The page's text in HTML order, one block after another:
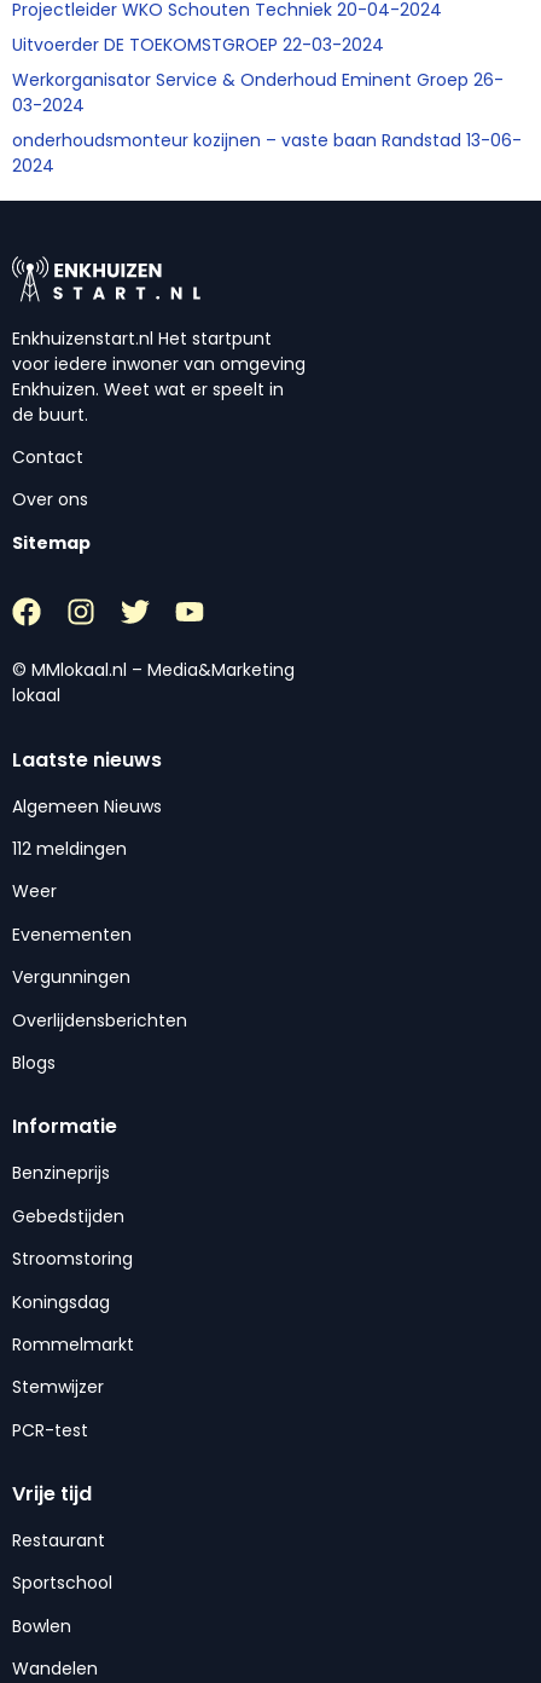
Projectleider WKO Schouten Techniek 20-04-2024
Uitvoerder DE TOEKOMSTGROEP 22-03-2024
Werkorganisator Service & Onderhoud Eminent Groep 26-
03-2024
onderhoudsmonteur kozijnen – vaste baan Randstad 13-06-
2024
Enkhuizenstart.nl Het startpunt
voor iedere inwoner van omgeving
Enkhuizen. Weet wat er speelt in
de buurt.
Contact
Over ons
Sitemap
© MMlokaal.nl – Media&Marketing
lokaal
Laatste nieuws
Algemeen Nieuws
112 meldingen
Weer
Evenementen
Vergunningen
Overlijdensberichten
Blogs
Informatie
Benzineprijs
Gebedstijden
Stroomstoring
Koningsdag
Rommelmarkt
Stemwijzer
PCR-test
Vrije tijd
Restaurant
Sportschool
Bowlen
Wandelen